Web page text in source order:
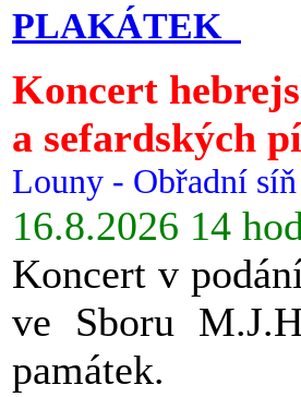
PLAKÁTEK
Koncert
a sefardských
Louny - Obřadní
16.8.2026 14
Koncert v
ve Sboru
památek.